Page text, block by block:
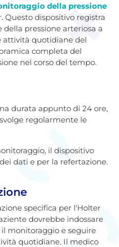
della pressione
Questo dispositivo registra
pressione arteriosa a
attività quotidiane del
completa del
nel corso del tempo.
durata appunto di 24 ore,
regolarmente le
il dispositivo
dati e per la refertazione.
specifica per l'Holter
dovrebbe indossare
monitoraggio e seguire
quotidiane. Il medico